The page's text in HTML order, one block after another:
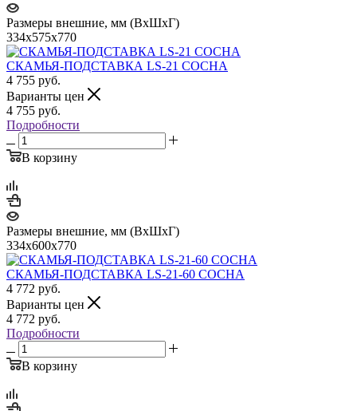
Размеры внешние, мм (ВхШхГ)
334x575x770
СКАМЬЯ-ПОДСТАВКА LS-21 СОСНА
4 755 руб.
Варианты цен
4 755 руб.
Подробности
В корзину
Размеры внешние, мм (ВхШхГ)
334x600x770
СКАМЬЯ-ПОДСТАВКА LS-21-60 СОСНА
4 772 руб.
Варианты цен
4 772 руб.
Подробности
В корзину